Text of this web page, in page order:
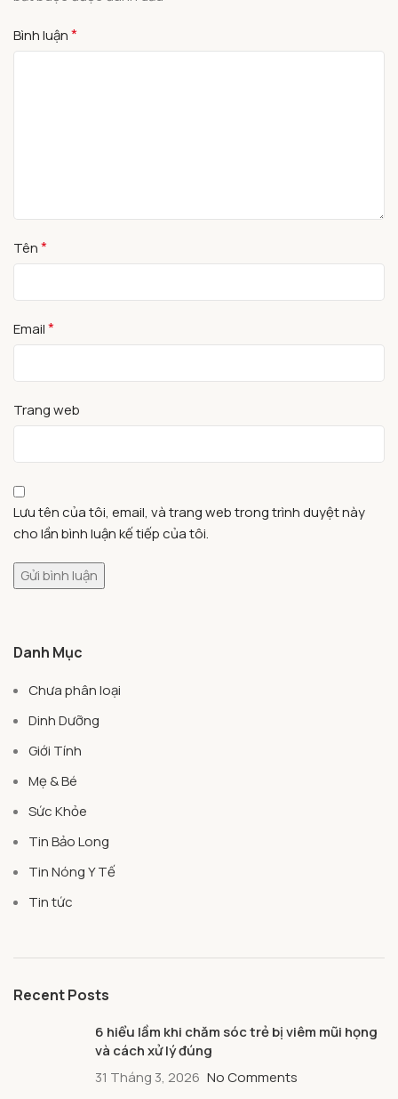
Bình luận*
Tên*
Email*
Trang web
Lưu tên của tôi, email, và trang web trong trình duyệt này
cho lần bình luận kế tiếp của tôi.
Danh Mục
Chưa phân loại
Dinh Dưỡng
Giới Tính
Mẹ & Bé
Sức Khỏe
Tin Bảo Long
Tin Nóng Y Tế
Tin tức
Recent Posts
6 hiểu lầm khi chăm sóc trẻ bị viêm mũi họng
và cách xử lý đúng
31 Tháng 3, 2026 No Comments